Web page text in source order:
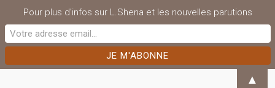
Pour plus d'infos sur L.Shena et les nouvelles parutions
▲